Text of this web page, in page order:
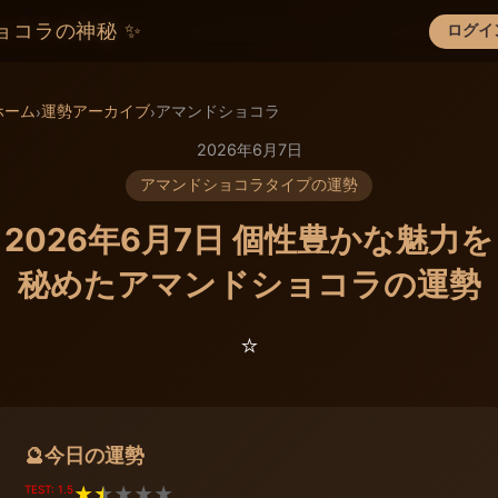
コラの神秘 ✨ ログイ
×
ーム›運勢アーカイブ›アマンドショコラ
2026年6月7日
アマンドショコラタイプの運勢
2026年6月7日 個性豊かな魅力を
秘めたアマンドショコラの運勢
⭐️
🔮今日の運勢
TEST: 1.5